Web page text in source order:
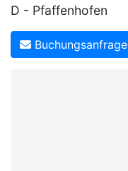
D - Pfaffenhofen
Buchungsanfrage